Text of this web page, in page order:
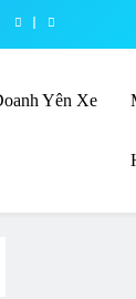
yên xe máy
Yên Xe